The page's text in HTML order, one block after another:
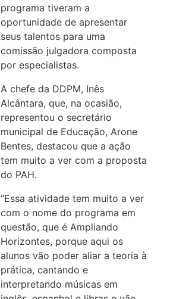
programa tiveram a
oportunidade de apresentar
seus talentos para uma
comissão julgadora composta
por especialistas.
A chefe da DDPM, Inês
Alcântara, que, na ocasião,
representou o secretário
municipal de Educação, Arone
Bentes, destacou que a ação
tem muito a ver com a proposta
do PAH.
“Essa atividade tem muito a ver
com o nome do programa em
questão, que é Ampliando
Horizontes, porque aqui os
alunos vão poder aliar a teoria à
prática, cantando e
interpretando músicas em